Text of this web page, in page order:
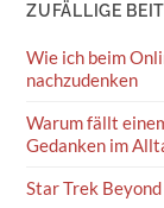
ZUFÄLLIGE
Wie ich beim
nachzudenken
Warum fällt
Gedanken im
Star Trek